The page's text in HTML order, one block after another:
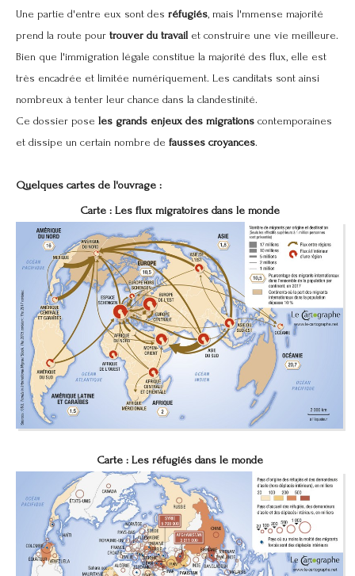
Une partie d'entre eux sont des réfugiés, mais l'mmense majorité
prend la route pour trouver du travail et construire une vie meilleure.
Bien que l'immigration légale constitue la majorité des flux, elle est
très encadrée et limitée numériquement. Les canditats sont ainsi
nombreux à tenter leur chance dans la clandestinité.
Ce dossier pose les grands enjeux des migrations contemporaines
et dissipe un certain nombre de fausses croyances.
Quelques cartes de l'ouvrage :
Carte : Les flux migratoires dans le monde
Carte : Les réfugiés dans le monde